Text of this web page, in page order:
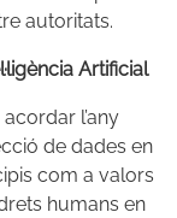
autoritats.
Artificial
l’any
de dades en
com a valors
humans en